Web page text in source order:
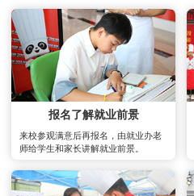
报名了解就业前景
来校参观满意后再报名，由就业办老
师给学生和家长讲解就业前景。